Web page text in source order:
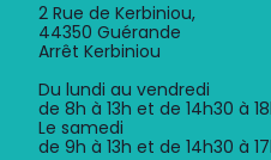
2 Rue de Kerbiniou,
44350 Guérande
Arrêt Kerbiniou
Du lundi au vendredi
de 8h à 13h et de 14h30 à
Le samedi
de 9h à 13h et de 14h30 à